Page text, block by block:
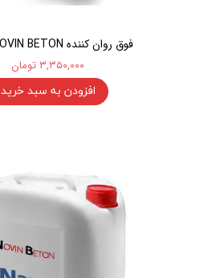
فوق روان کننده N470 NOVIN BETON
۳,۳۵۰,۰۰۰ تومان
افزودن به سبد خرید